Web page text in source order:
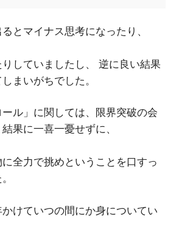
とマイナス思考になったり、
していましたし、 逆に良い結果
まいがちでした。
ール」に関しては、限界突破の会
果に一喜一憂せずに、
全力で挑めということを口すっ
けていつの間にか身についてい